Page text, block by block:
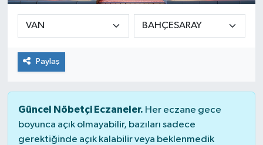
Paylaş
Güncel Nöbetçi Eczaneler. Her eczane gece
boyunca açık olmayabilir, bazıları sadece
gerektiğinde açık kalabilir veya beklenmedik